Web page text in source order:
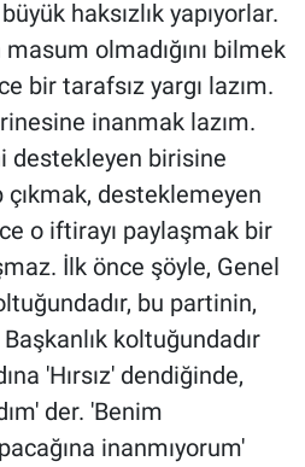
haksızlık yapıyorlar.
olmadığını bilmek
bir tarafsız yargı lazım.
inanmak lazım.
destekleyen birisine
çıkmak, desteklemeyen
o iftirayı paylaşmak bir
İlk önce şöyle, Genel
bu partinin,
koltuğundadır
'Hırsız' dendiğinde,
der. 'Benim
inanmıyorum'